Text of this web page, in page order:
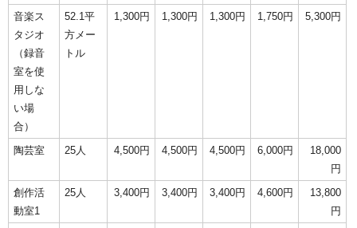
音楽ス
タジオ
（録音
室を使
用しな
い場
合）
52.1平
方メー
トル
1,300円 1,300円 1,300円 1,750円 5,300円
陶芸室 25人 4,500円 4,500円 4,500円 6,000円
18,000
円
創作活
動室1
25人 3,400円 3,400円 3,400円 4,600円
13,800
円